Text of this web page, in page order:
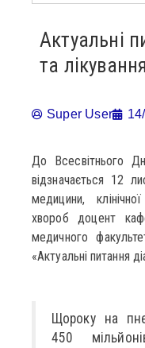
Актуальні
та
Super User
До Всесвітнього
відзначається 12
медицини,
хвороб доцент
медичного
«Актуальні питання
Щороку на
450